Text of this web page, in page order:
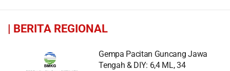
BERITA REGIONAL
Gempa Pacitan Guncang Jawa
Tengah & DIY: 6,4 ML, 34